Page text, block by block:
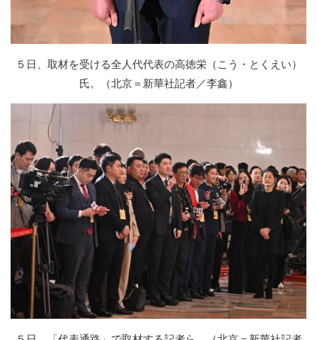
５日、取材を受ける全人代代表の高徳栄（こう・とくえい）
氏。（北京＝新華社記者／李鑫）